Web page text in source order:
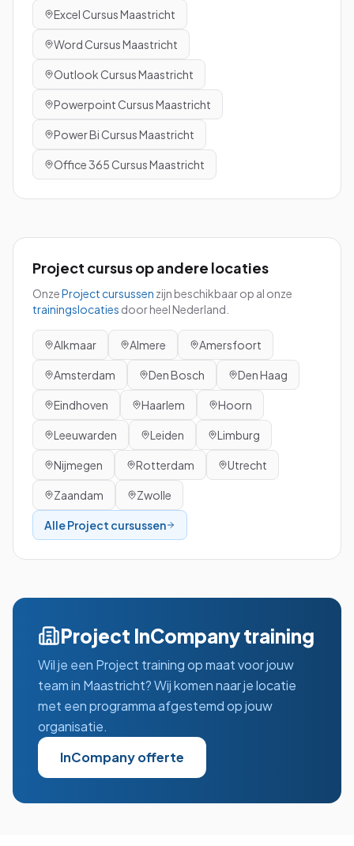
ExcelCursusMaastricht
WordCursusMaastricht
OutlookCursusMaastricht
PowerpointCursusMaastricht
Power BiCursusMaastricht
Office 365CursusMaastricht
Project cursusop andere locaties
OnzeProjectcursussen zijn beschikbaar op al onze
trainingslocaties door heel Nederland.
Alkmaar Almere Amersfoort
Amsterdam Den Bosch Den Haag
Eindhoven Haarlem Hoorn
Leeuwarden Leiden Limburg
Nijmegen Rotterdam Utrecht
Zaandam Zwolle
AlleProject cursussen
Project InCompany training
Wil je een Project training op maat voor jouw
team in Maastricht? Wij komen naar je locatie
met een programma afgestemd op jouw
organisatie.
InCompany offerte